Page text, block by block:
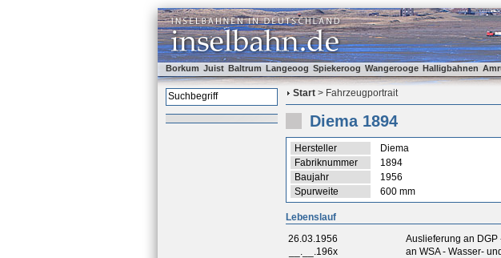
Borkum Juist Baltrum Langeoog Spiekeroog Wangerooge Halligbahnen
Start > Fahrzeugportrait
Diema 1894
Hersteller Diema
Fabriknummer
1894
Baujahr
1956
Spurweite
600 mm
Lebenslauf
26.03.1956
Auslieferung an DGP
__.__.196x
an WSA - Wasser-